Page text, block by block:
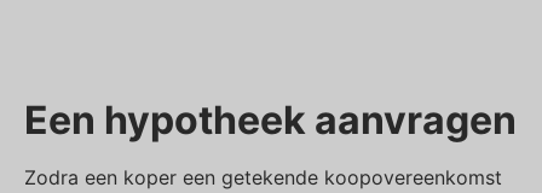
Een hypotheek aanvragen
Zodra een koper een getekende koopovereenkomst